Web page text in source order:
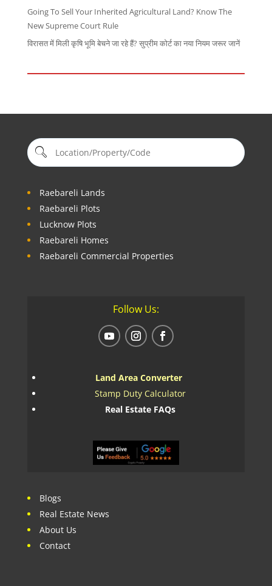
Going To Sell Your Inherited Agricultural Land? Know The
New Supreme Court Rule
विरासत में मिली कृषि भूमि बेचने जा रहे हैं? सुप्रीम कोर्ट का नया नियम जरूर जानें
Raebareli Lands
Raebareli Plots
Lucknow Plots
Raebareli Homes
Raebareli Commercial Properties
Follow Us:
Land Area Converter
Stamp Duty Calculator
Real Estate FAQs
Blogs
Real Estate News
About Us
Contact